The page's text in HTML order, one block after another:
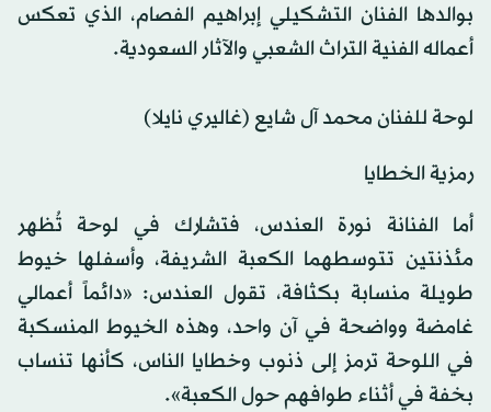
بوالدها الفنان التشكيلي إبراهيم الفصام، الذي تعكس
أعماله الفنية التراث الشعبي والآثار السعودية.
لوحة للفنان محمد آل شايع (غاليري نايلا)
رمزية الخطايا
أما الفنانة نورة العندس، فتشارك في لوحة تُظهر
مئذنتين تتوسطهما الكعبة الشريفة، وأسفلها خيوط
طويلة منسابة بكثافة، تقول العندس: «دائماً أعمالي
غامضة وواضحة في آن واحد، وهذه الخيوط المنسكبة
في اللوحة ترمز إلى ذنوب وخطايا الناس، كأنها تنساب
بخفة في أثناء طوافهم حول الكعبة».